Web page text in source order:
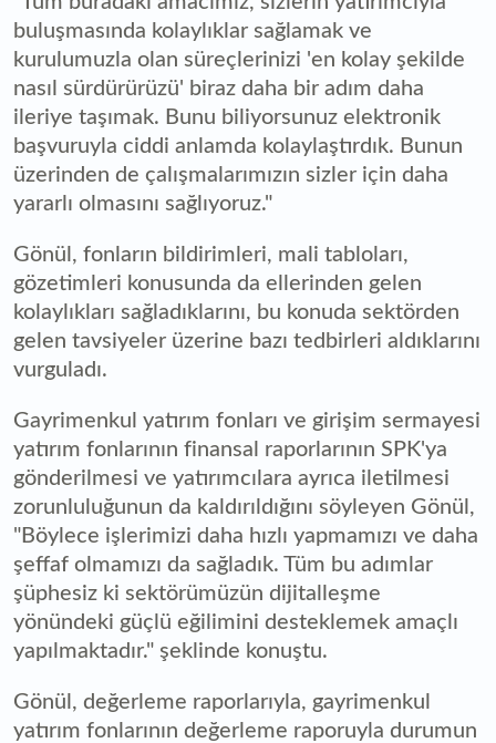
buluşmasında kolaylıklar sağlamak ve
kurulumuzla olan süreçlerinizi 'en kolay şekilde
nasıl sürdürürüzü' biraz daha bir adım daha
ileriye taşımak. Bunu biliyorsunuz elektronik
başvuruyla ciddi anlamda kolaylaştırdık. Bunun
üzerinden de çalışmalarımızın sizler için daha
yararlı olmasını sağlıyoruz."
Gönül, fonların bildirimleri, mali tabloları,
gözetimleri konusunda da ellerinden gelen
kolaylıkları sağladıklarını, bu konuda sektörden
gelen tavsiyeler üzerine bazı tedbirleri aldıklarını
vurguladı.
Gayrimenkul yatırım fonları ve girişim sermayesi
yatırım fonlarının finansal raporlarının SPK'ya
gönderilmesi ve yatırımcılara ayrıca iletilmesi
zorunluluğunun da kaldırıldığını söyleyen Gönül,
"Böylece işlerimizi daha hızlı yapmamızı ve daha
şeffaf olmamızı da sağladık. Tüm bu adımlar
şüphesiz ki sektörümüzün dijitalleşme
yönündeki güçlü eğilimini desteklemek amaçlı
yapılmaktadır." şeklinde konuştu.
Gönül, değerleme raporlarıyla, gayrimenkul
yatırım fonlarının değerleme raporuyla durumun